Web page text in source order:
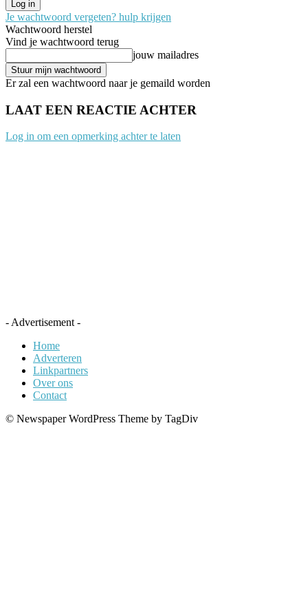
Je wachtwoord vergeten? hulp krijgen
Wachtwoord herstel
Vind je wachtwoord terug
jouw mailadres
Er zal een wachtwoord naar je gemaild worden
LAAT EEN REACTIE ACHTER
Log in om een opmerking achter te laten
- Advertisement -
Home
Adverteren
Linkpartners
Over ons
Contact
© Newspaper WordPress Theme by TagDiv